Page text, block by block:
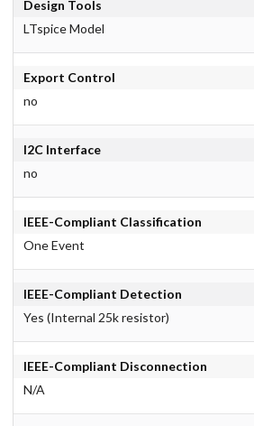
Design Tools
LTspice Model
Export Control
no
I2C Interface
no
IEEE-Compliant Classification
One Event
IEEE-Compliant Detection
Yes (Internal 25k resistor)
IEEE-Compliant Disconnection
N/A